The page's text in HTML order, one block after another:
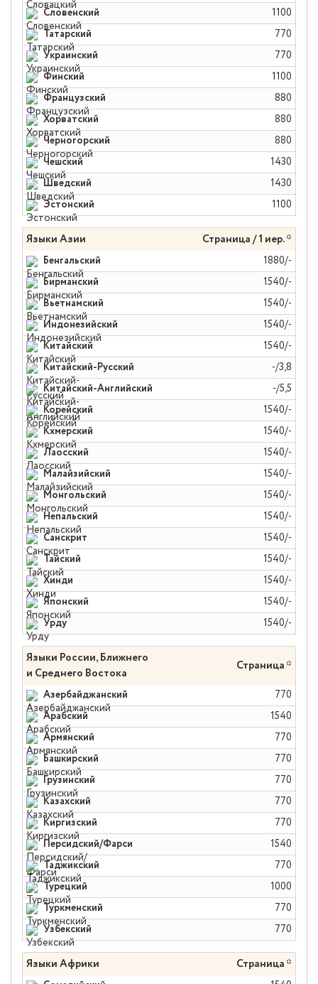
Словенский 1100
Татарский 770
Украинский 770
Финский 1100
Французский 880
Хорватский 880
Черногорский 880
Чешский 1430
Шведский 1430
Эстонский 1100
Языки Азии Страница / 1 иер. *
Бенгальский 1880/-
Бирманский 1540/-
Вьетнамский 1540/-
Индонезийский 1540/-
Китайский 1540/-
Китайский-Русский -/3,8
Китайский-Английский -/5,5
Корейский 1540/-
Кхмерский 1540/-
Лаосский 1540/-
Малайзийский 1540/-
Монгольский 1540/-
Непальский 1540/-
Санскрит 1540/-
Тайский 1540/-
Хинди 1540/-
Японский 1540/-
Урду 1540/-
Языки России, Ближнего
и Среднего Востока
Страница *
Азербайджанский 770
Арабский 1540
Армянский 770
Башкирский 770
Грузинский 770
Казахский 770
Киргизский 770
Персидский/Фарси 1540
Таджикский 770
Турецкий 1000
Туркменский 770
Узбекский 770
Языки Африки Страница *